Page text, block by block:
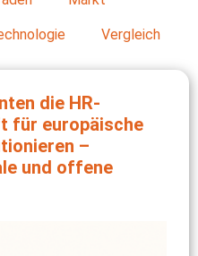
Vergleich
die HR-
für europäische
–
und offene